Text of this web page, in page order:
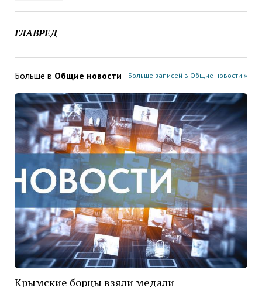
ГЛАВРЕД
Больше в Общие новости Больше записей в Общие новости »
Крымские борцы взяли медали